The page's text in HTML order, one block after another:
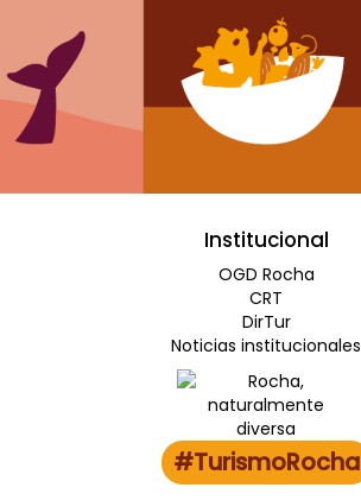
Institucional
OGD Rocha
CRT
DirTur
Noticias institucionales
#TurismoRocha